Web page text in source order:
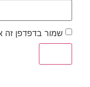
שמור בדפדפן זה